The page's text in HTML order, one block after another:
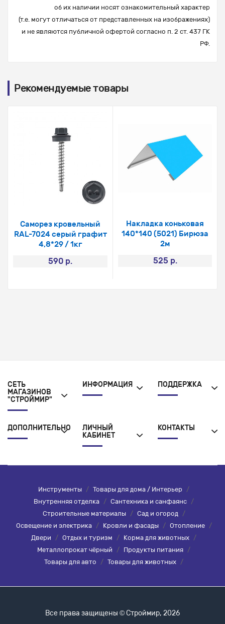
об их наличии носят ознакомительный характер
(т.е. могут отличаться от представленных на изображениях)
и не являются публичной офертой согласно п. 2 ст. 437 ГК
РФ.
Рекомендуемые товары
Саморез кровельный
RAL-7024 серый графит
4,8*29 / 1кг
590 р.
Накладка коньковая
140*140 (5021) Бирюза
2м
525 р.
СЕТЬ
МАГАЗИНОВ
"СТРОЙМИР"
ИНФОРМАЦИЯ ПОДДЕРЖКА
ДОПОЛНИТЕЛЬНО
ЛИЧНЫЙ
КАБИНЕТ
КОНТАКТЫ
Инструменты / Товары для дома / Интерьер /
Внутренняя отделка / Сантехника и санфаянс /
Строительные материалы
/ Сад и огород
/
Освещение и электрика
/ Кровли и фасады / Отопление
/
Двери
/ Отдых и туризм / Корма для животных /
Металлопрокат чёрный
/ Продукты питания /
Товары для авто
/ Товары для животных /
Все права защищены © Строймир, 2026